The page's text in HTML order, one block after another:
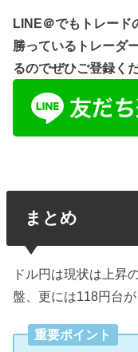
LINE＠でもトレード
勝っているトレーダ
るのでぜひご登録く
まとめ
ドル円は現状は上昇
盤、更には118円台が
重要ポイント